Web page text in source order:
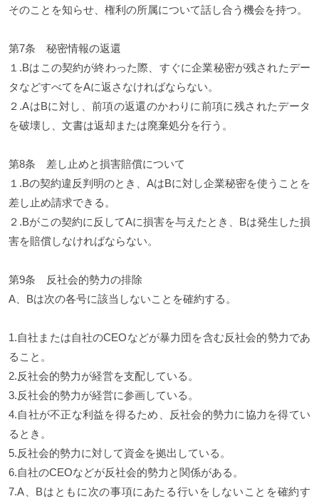
そのことを知らせ、権利の所属について話し合う機会を持つ。
第7条 秘密情報の返還
１.Bはこの契約が終わった際、すぐに企業秘密が残されたデー
タなどすべてをAに返さなければならない。
２.AはBに対し、前項の返還のかわりに前項に残されたデータ
を破壊し、文書は返却または廃棄処分を行う。
第8条 差し止めと損害賠償について
１.Bの契約違反判明のとき、AはBに対し企業秘密を使うことを
差し止め請求できる。
２.Bがこの契約に反してAに損害を与えたとき、Bは発生した損
害を賠償しなければならない。
第9条 反社会的勢力の排除
A、Bは次の各号に該当しないことを確約する。
1.自社または自社のCEOなどが暴力団を含む反社会的勢力であ
ること。
2.反社会的勢力が経営を支配している。
3.反社会的勢力が経営に参画している。
4.自社が不正な利益を得るため、反社会的勢力に協力を得てい
るとき。
5.反社会的勢力に対して資金を拠出している。
6.自社のCEOなどが反社会的勢力と関係がある。
7.A、Bはともに次の事項にあたる行いをしないことを確約す